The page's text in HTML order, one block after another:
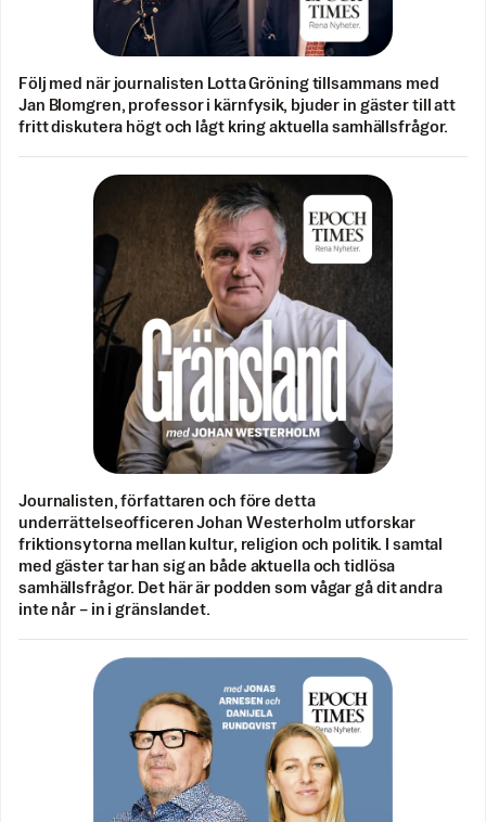
Följ med när journalisten Lotta Gröning tillsammans med
Jan Blomgren, professor i kärnfysik, bjuder in gäster till att
fritt diskutera högt och lågt kring aktuella samhällsfrågor.
Journalisten, författaren och före detta
underrättelseofficeren Johan Westerholm utforskar
friktionsytorna mellan kultur, religion och politik. I samtal
med gäster tar han sig an både aktuella och tidlösa
samhällsfrågor. Det här är podden som vågar gå dit andra
inte når – in i gränslandet.